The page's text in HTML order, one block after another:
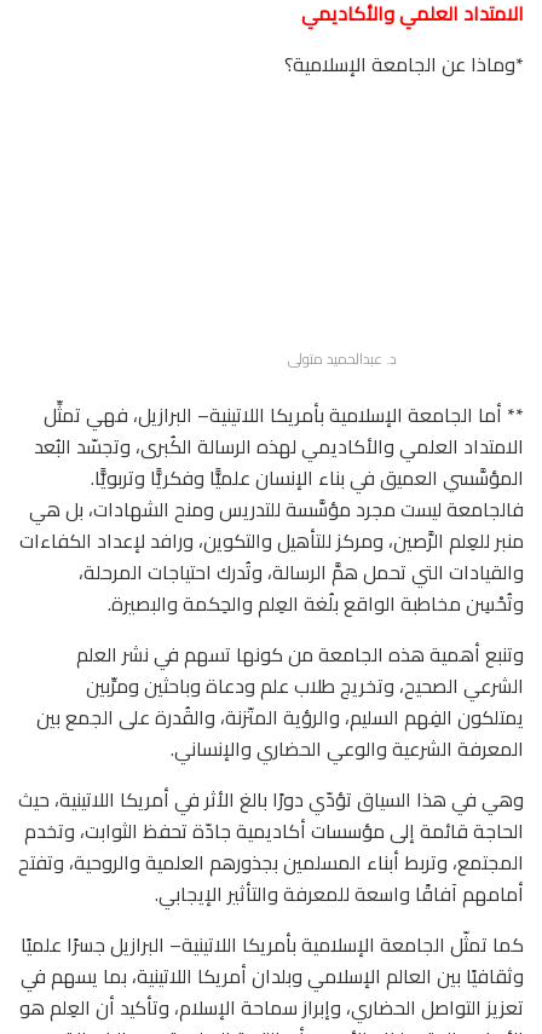
الامتداد العلمي والأكاديمي
*وماذا عن الجامعة الإسلامية؟
د. عبدالحميد متولى
** أما الجامعة الإسلامية بأمريكا اللاتينية– البرازيل، فهي تمثِّل
الامتداد العلمي والأكاديمي لهذه الرسالة الكُبرى، وتجسّد البُعد
المؤسَّسي العميق في بناء الإنسان علميًّا وفكريًّا وتربويًّا.
فالجامعة ليست مجرد مؤسَّسة للتدريس ومنح الشهادات، بل هي
منبر للعِلم الرَّصين، ومركز للتأهيل والتكوين، ورافد لإعداد الكفاءات
والقيادات التي تحمل همَّ الرسالة، وتُدرك احتياجات المرحلة،
وتُحْسِن مخاطبة الواقع بلُغة العِلم والحِكمة والبصيرة.
وتنبع أهمية هذه الجامعة من كونها تسهم في نشر العلم
الشرعي الصحيح، وتخريج طلاب علم ودعاة وباحثين ومرِّبين
يمتلكون الفِهم السليم، والرؤية المتّزنة، والقُدرة على الجمع بين
المعرفة الشرعية والوعي الحضاري والإنساني.
وهي في هذا السياق تؤدّي دورًا بالغ الأثر في أمريكا اللاتينية، حيث
الحاجة قائمة إلى مؤسسات أكاديمية جادّة تحفظ الثوابت، وتخدم
المجتمع، وتربط أبناء المسلمين بجذورهم العلمية والروحية، وتفتح
أمامهم آفاقًا واسعة للمعرفة والتأثير الإيجابي.
كما تمثّل الجامعة الإسلامية بأمريكا اللاتينية– البرازيل جسرًا علميًا
وثقافيًا بين العالم الإسلامي وبلدان أمريكا اللاتينية، بما يسهم في
تعزيز التواصل الحضاري، وإبراز سماحة الإسلام، وتأكيد أن العِلم هو